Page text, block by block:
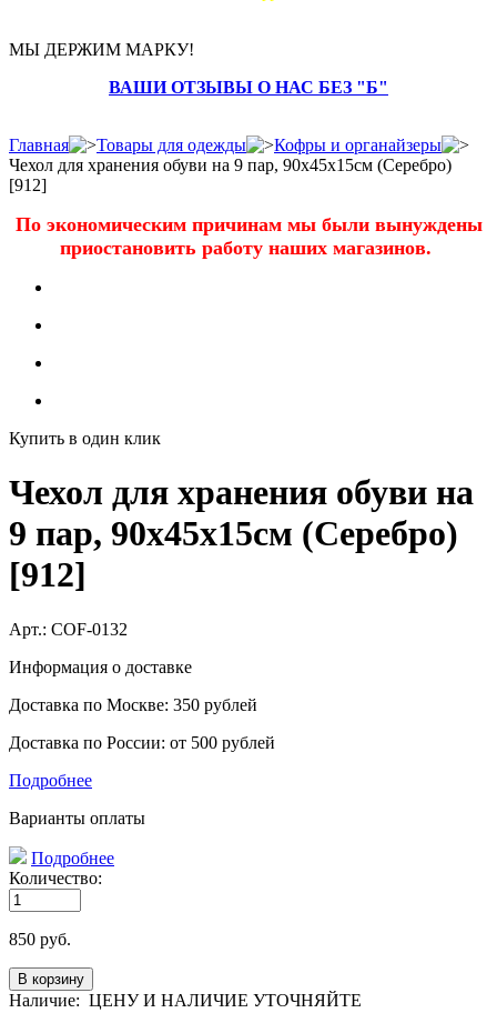
МЫ ДЕРЖИМ МАРКУ!
ВАШИ ОТЗЫВЫ О НАС БЕЗ "Б"
Главная Товары для одежды
Кофры и органайзеры
Чехол для хранения обуви на 9 пар, 90х45х15см (Серебро)
[912]
По экономическим причинам мы были вынуждены
приостановить работу наших магазинов.
Купить в один клик
Чехол для хранения обуви на
9 пар, 90х45х15см (Серебро)
[912]
Арт.: COF-0132
Информация о доставке
Доставка по Москве: 350 рублей
Доставка по России: от 500 рублей
Подробнее
Варианты оплаты
Подробнее
Количество:
850 руб.
Наличие: ЦЕНУ И НАЛИЧИЕ УТОЧНЯЙТЕ